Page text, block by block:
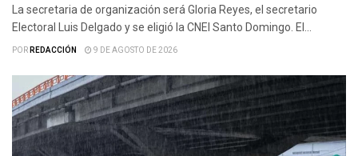
La secretaria de organización será Gloria Reyes, el secretario
Electoral Luis Delgado y se eligió la CNEI Santo Domingo. El...
PORREDACCIÓN 9 DE AGOSTO DE 2026